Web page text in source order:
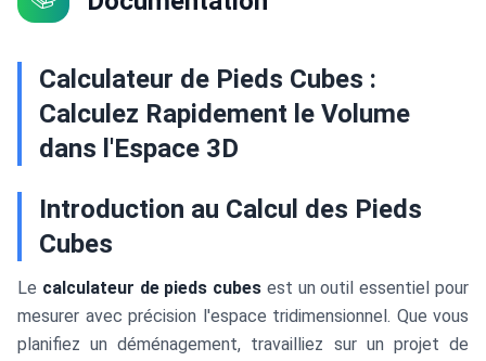
Calculateur de Pieds Cubes :
Calculez Rapidement le Volume
dans l'Espace 3D
Introduction au Calcul des Pieds
Cubes
Le calculateur de pieds cubes est un outil essentiel pour
mesurer avec précision l'espace tridimensionnel. Que vous
planifiez un déménagement, travailliez sur un projet de